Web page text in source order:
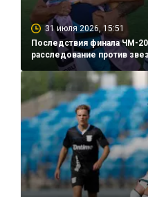
31 июля 2026, 15:51
Последствия финала ЧМ-
расследование против